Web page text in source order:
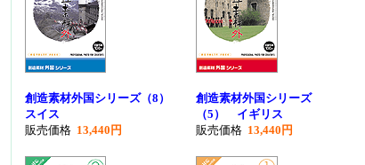
創造素材外国シリーズ（8）
スイス
販売価格 13,440円
創造素材外国シリーズ
（5） イギリス
販売価格 13,440円